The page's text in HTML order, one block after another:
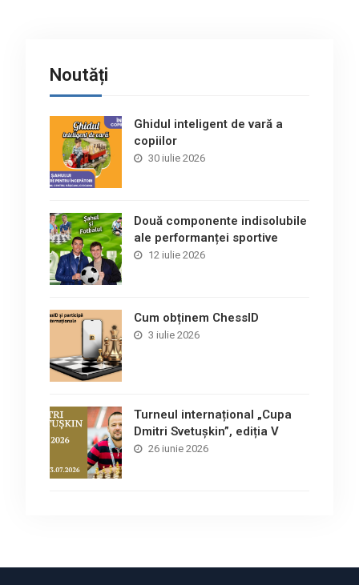
Noutăți
Ghidul inteligent de vară a
copiilor
30 iulie 2026
Două componente indisolubile
ale performanței sportive
12 iulie 2026
Cum obținem ChessID
3 iulie 2026
Turneul internațional „Cupa
Dmitri Svetușkin”, ediția V
26 iunie 2026